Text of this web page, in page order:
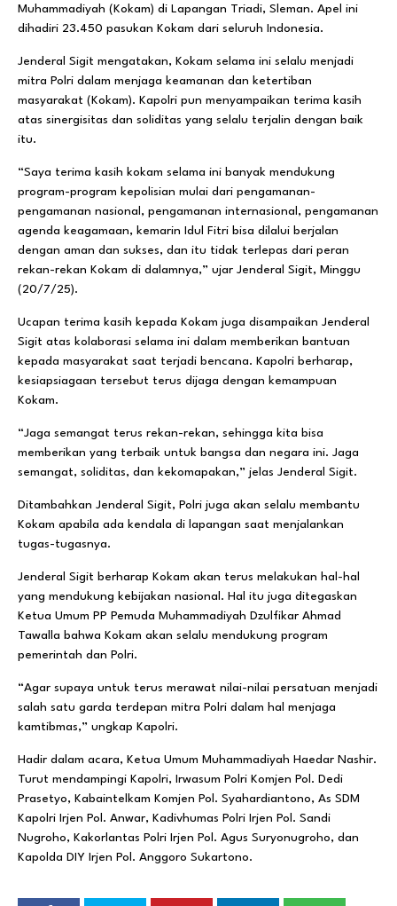
Muhammadiyah (Kokam) di Lapangan Triadi, Sleman. Apel ini
dihadiri 23.450 pasukan Kokam dari seluruh Indonesia.
Jenderal Sigit mengatakan, Kokam selama ini selalu menjadi
mitra Polri dalam menjaga keamanan dan ketertiban
masyarakat (Kokam). Kapolri pun menyampaikan terima kasih
atas sinergisitas dan soliditas yang selalu terjalin dengan baik
itu.
“Saya terima kasih kokam selama ini banyak mendukung
program-program kepolisian mulai dari pengamanan-
pengamanan nasional, pengamanan internasional, pengamanan
agenda keagamaan, kemarin Idul Fitri bisa dilalui berjalan
dengan aman dan sukses, dan itu tidak terlepas dari peran
rekan-rekan Kokam di dalamnya,” ujar Jenderal Sigit, Minggu
(20/7/25).
Ucapan terima kasih kepada Kokam juga disampaikan Jenderal
Sigit atas kolaborasi selama ini dalam memberikan bantuan
kepada masyarakat saat terjadi bencana. Kapolri berharap,
kesiapsiagaan tersebut terus dijaga dengan kemampuan
Kokam.
“Jaga semangat terus rekan-rekan, sehingga kita bisa
memberikan yang terbaik untuk bangsa dan negara ini. Jaga
semangat, soliditas, dan kekomapakan,” jelas Jenderal Sigit.
Ditambahkan Jenderal Sigit, Polri juga akan selalu membantu
Kokam apabila ada kendala di lapangan saat menjalankan
tugas-tugasnya.
Jenderal Sigit berharap Kokam akan terus melakukan hal-hal
yang mendukung kebijakan nasional. Hal itu juga ditegaskan
Ketua Umum PP Pemuda Muhammadiyah Dzulfikar Ahmad
Tawalla bahwa Kokam akan selalu mendukung program
pemerintah dan Polri.
“Agar supaya untuk terus merawat nilai-nilai persatuan menjadi
salah satu garda terdepan mitra Polri dalam hal menjaga
kamtibmas,” ungkap Kapolri.
Hadir dalam acara, Ketua Umum Muhammadiyah Haedar Nashir.
Turut mendampingi Kapolri, Irwasum Polri Komjen Pol. Dedi
Prasetyo, Kabaintelkam Komjen Pol. Syahardiantono, As SDM
Kapolri Irjen Pol. Anwar, Kadivhumas Polri Irjen Pol. Sandi
Nugroho, Kakorlantas Polri Irjen Pol. Agus Suryonugroho, dan
Kapolda DIY Irjen Pol. Anggoro Sukartono.